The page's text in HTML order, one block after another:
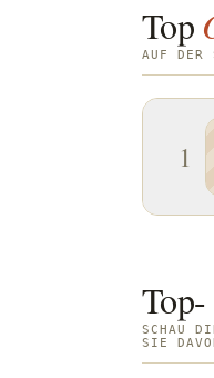
Top
AUF DER
1
Top-
SCHAU
SIE